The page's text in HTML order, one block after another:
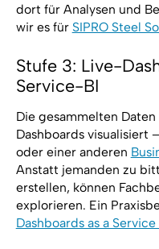
dort für Analysen und
wir es für SIPRO Steel
Stufe 3: Live-
Service-BI
Die gesammelten
Dashboards visualisiert
oder einer anderen
Anstatt jemanden zu
erstellen, können
explorieren. Ein
Dashboards as a